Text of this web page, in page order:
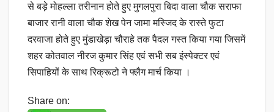
से बड़े मोहल्ला तरीनान होते हुए मुगलपुरा बिदा वाला चौक सराफा
बाजार रानी वाला चौक शेख पेन जामा मस्जिद के रास्ते फुटा
दरवाजा होते हुए मुंडाखेड़ा चौराहे तक पैदल गस्त किया गया जिसमें
शहर कोतवाल नीरज कुमार सिंह एवं सभी सब इंस्पेक्टर एवं
सिपाहियों के साथ रिक्रूटो ने फ्लैग मार्च किया ।
Share on: